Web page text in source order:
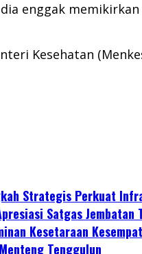
enggak
Kesehatan
Strategis Perkuat
Satgas Jembatan
Kesetaraan
Tenggulun